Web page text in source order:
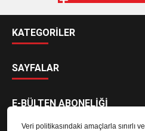
Veri politikasındaki amaçlarla sınırlı ve
KATEGORİLER
SAYFALAR
E-BÜLTEN ABONELİĞİ